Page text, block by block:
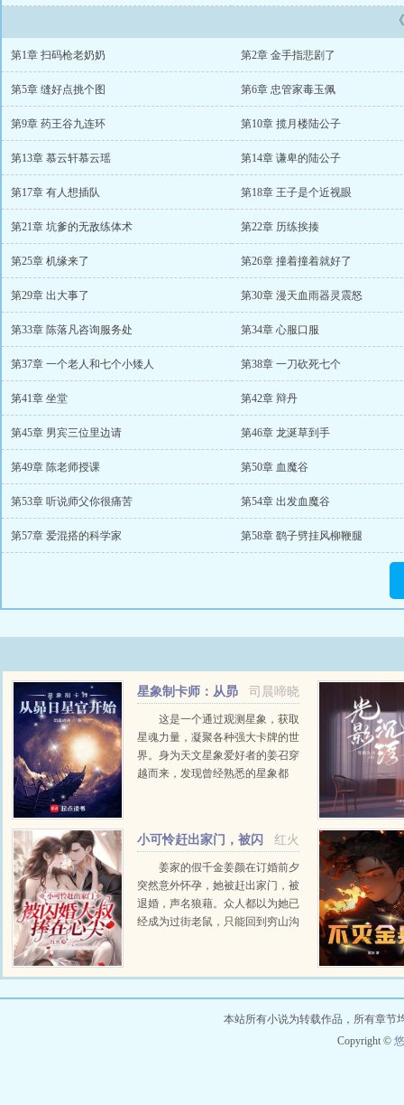
第1章 扫码枪老奶奶 第2章 金手指悲剧了
第5章 缝好点挑个图 第6章 忠管家毒玉佩
第9章 药王谷九连环 第10章 揽月楼陆公子
第13章 慕云轩慕云瑶 第14章 谦卑的陆公子
第17章 有人想插队 第18章 王子是个近视眼
第21章 坑爹的无敌练体术 第22章 历练挨揍
第25章 机缘来了 第26章 撞着撞着就好了
第29章 出大事了 第30章 漫天血雨器灵震怒
第33章 陈落凡咨询服务处 第34章 心服口服
第37章 一个老人和七个小矮人 第38章 一刀砍死七个
第41章 坐堂 第42章 辩丹
第45章 男宾三位里边请 第46章 龙涎草到手
第49章 陈老师授课 第50章 血魔谷
第53章 听说师父你很痛苦 第54章 出发血魔谷
第57章 爱混搭的科学家 第58章 鹞子劈挂风柳鞭腿
司晨啼晓
星象制卡师：从昴
日星官开始
这是一个通过观测星象，获取
星魂力量，凝聚各种强大卡牌的世
界。身为天文星象爱好者的姜召穿
越而来，发现曾经熟悉的星象都
日鸡。从此走上了一条以昴...红火
小可怜赶出家门，被闪
婚大叔捧在心尖
姜家的假千金姜颜在订婚前夕
突然意外怀孕，她被赶出家门，被
退婚，声名狼藉。众人都以为她已
经成为过街老鼠，只能回到穷山沟
竟是个金疙瘩。那晚的男人还...
本站所有小说为转载作品，所有章节
Copyright ©